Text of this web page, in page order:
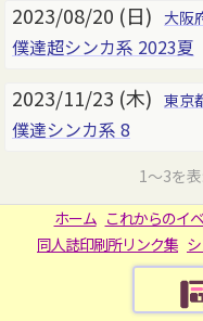
2023/08/20 (日) 大阪
僕達超シンカ系 2023夏
2023/11/23 (木) 東京
僕達シンカ系 8
1～3を
ホーム これからのイ
同人誌印刷所リンク集